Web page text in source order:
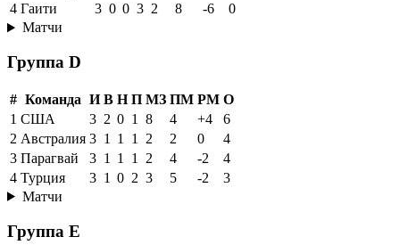
4 Гаити 3 0 0 3 2 8 -6
0
Матчи
Группа D
# Команда И В Н П МЗ ПМ РМ О
1 США 3 2 0 1 8 4 +4
6
2 Австралия 3 1 1 1 2 2 0
4
3 Парагвай 3 1 1 1 2 4 -2
4
4 Турция 3 1 0 2 3 5 -2
3
Матчи
Группа E